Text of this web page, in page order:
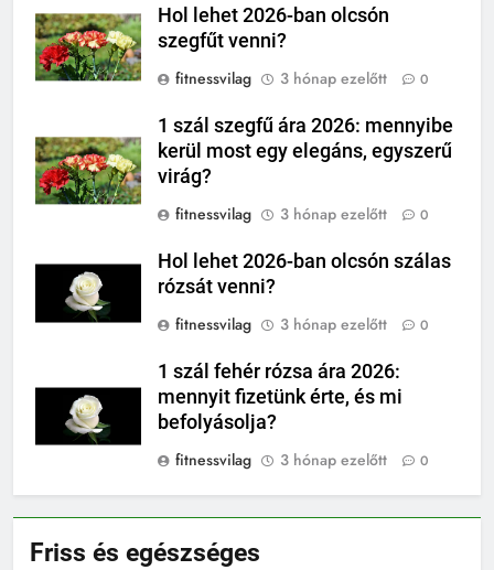
Hol lehet 2026-ban olcsón
szegfűt venni?
fitnessvilag
3 hónap ezelőtt 0
1 szál szegfű ára 2026: mennyibe
kerül most egy elegáns, egyszerű
virág?
fitnessvilag
3 hónap ezelőtt 0
Hol lehet 2026-ban olcsón szálas
rózsát venni?
fitnessvilag
3 hónap ezelőtt 0
1 szál fehér rózsa ára 2026:
mennyit fizetünk érte, és mi
befolyásolja?
fitnessvilag
3 hónap ezelőtt 0
Friss és egészséges